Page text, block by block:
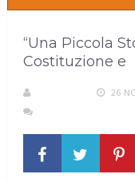
“Una Piccola
Costituzione e
26